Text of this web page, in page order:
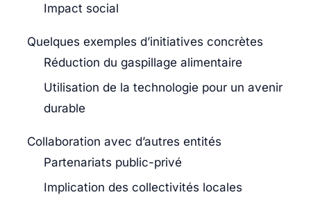
Impact social
Quelques exemples d’initiatives concrètes
Réduction du gaspillage alimentaire
Utilisation de la technologie pour un avenir
durable
Collaboration avec d’autres entités
Partenariats public-privé
Implication des collectivités locales